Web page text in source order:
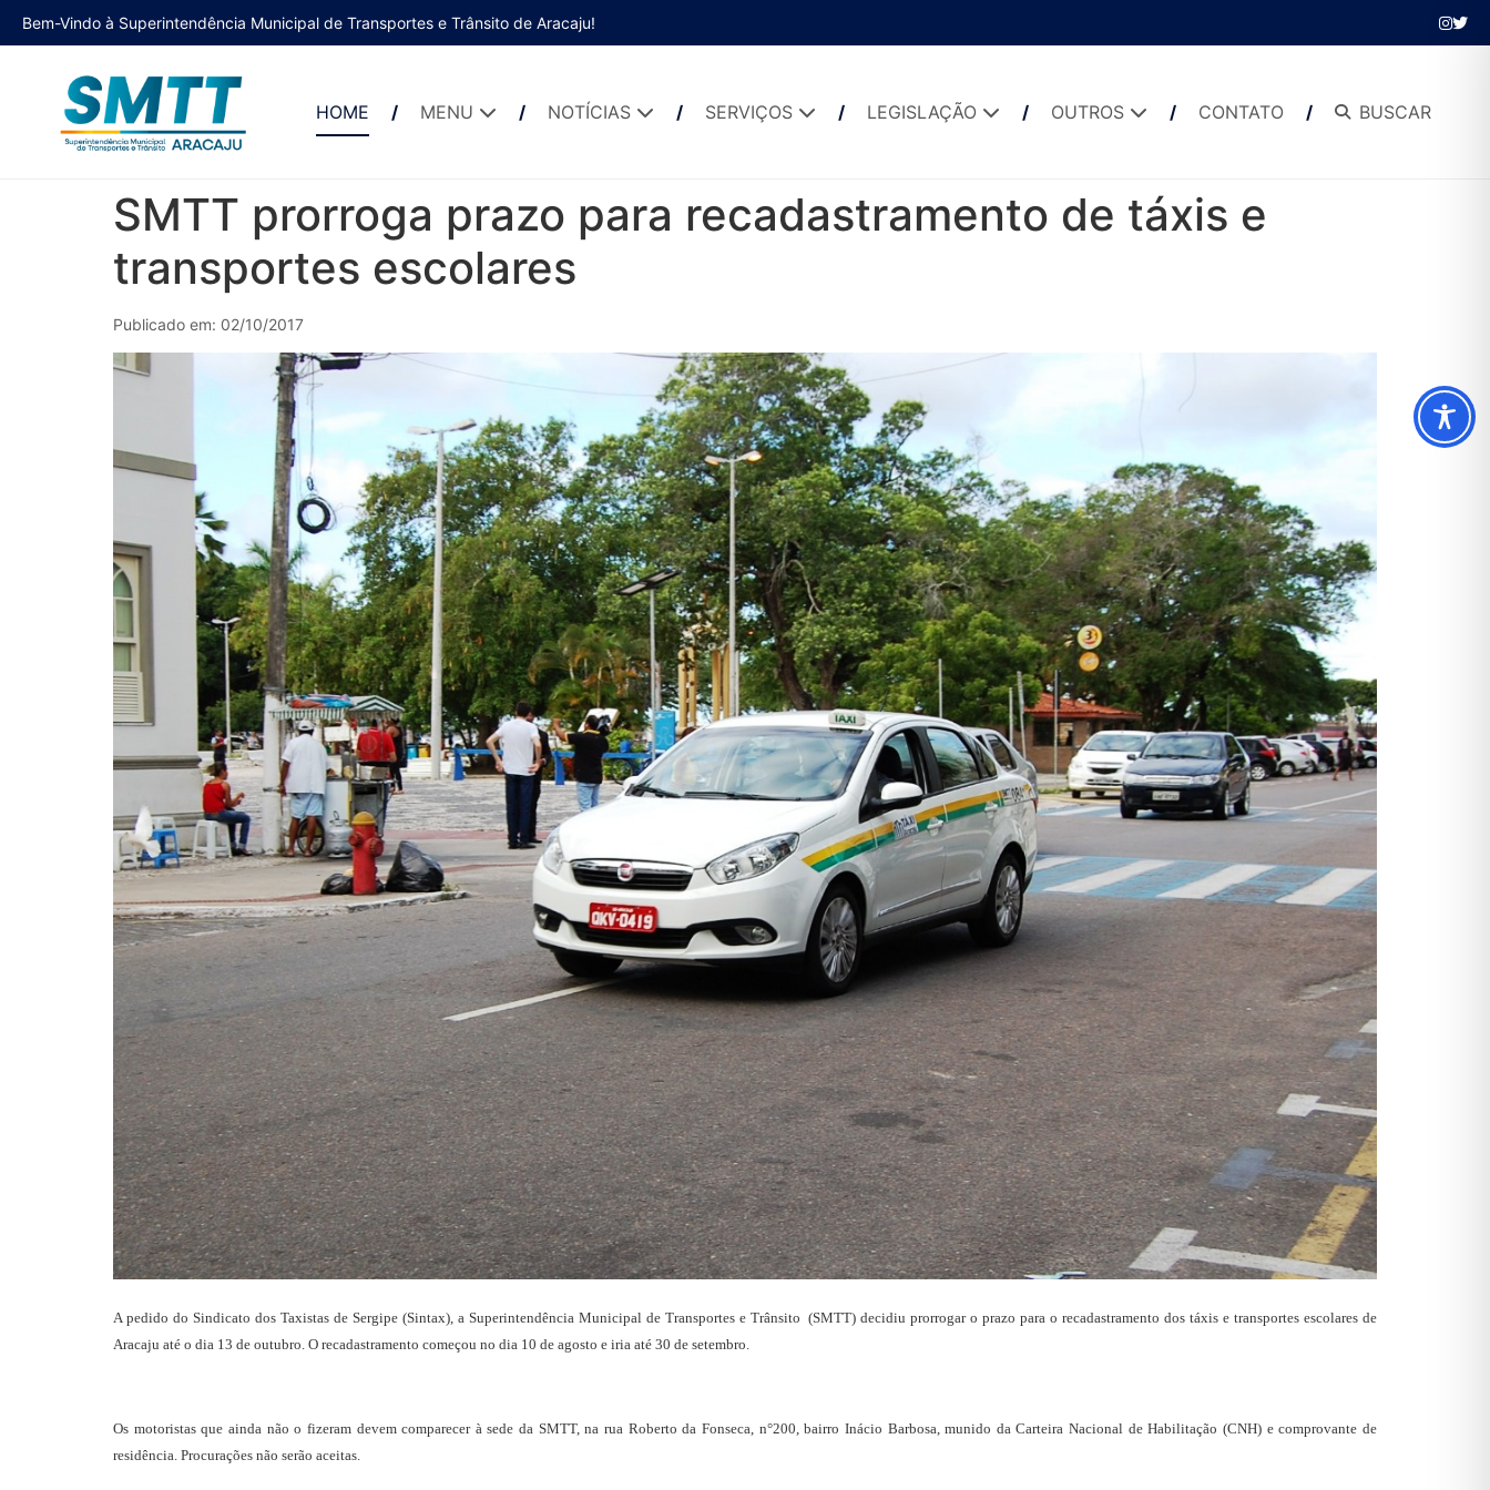
Bem-Vindo à Superintendência Municipal de Transportes e Trânsito de Aracaju!
HOME MENU NOTÍCIAS SERVIÇOS LEGISLAÇÃO OUTROS CONTATO BUSCAR
SMTT prorroga prazo para recadastramento de táxis e
transportes escolares
Publicado em: 02/10/2017
A pedido do Sindicato dos Taxistas de Sergipe (Sintax), a Superintendência Municipal de Transportes e Trânsito (SMTT) decidiu prorrogar o prazo para o recadastramento dos táxis e transportes escolares de
Aracaju até o dia 13 de outubro. O recadastramento começou no dia 10 de agosto e iria até 30 de setembro.
Os motoristas que ainda não o fizeram devem comparecer à sede da SMTT, na rua Roberto da Fonseca, n°200, bairro Inácio Barbosa, munido da Carteira Nacional de Habilitação (CNH) e comprovante de
residência. Procurações não serão aceitas.